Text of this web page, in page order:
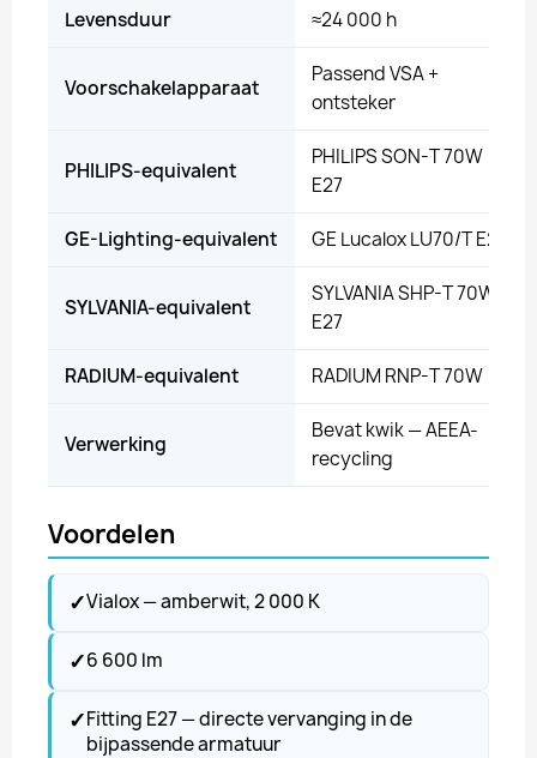
Levensduur ≈24 000 h
Voorschakelapparaat
Passend VSA +
ontsteker
PHILIPS-equivalent
PHILIPS SON-T 70W
E27
GE-Lighting-equivalent GE Lucalox LU70/T E27
SYLVANIA-equivalent
SYLVANIA SHP-T 70W
E27
RADIUM-equivalent RADIUM RNP-T 70W
Verwerking
Bevat kwik — AEEA-
recycling
Voordelen
✓Vialox — amberwit, 2 000 K
✓6 600 lm
✓Fitting E27 — directe vervanging in de
bijpassende armatuur